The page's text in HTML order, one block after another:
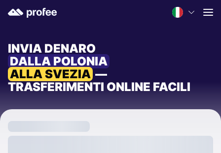
INVIA DENARO
DALLA POLONIA
ALLA SVEZIA —
TRASFERIMENTI ONLINE FACILI